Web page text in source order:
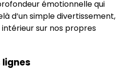
émotionnelle qui
d’un simple divertissement,
sur nos propres
lignes